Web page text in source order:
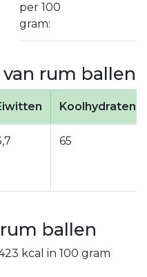
per 100
gram:
rum ballen
Koolhydraten
65
ballen
kcal in 100 gram